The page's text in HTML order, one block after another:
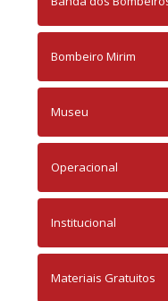
Bombeiro Mirim
Museu
Operacional
Institucional
Materiais Gratuitos